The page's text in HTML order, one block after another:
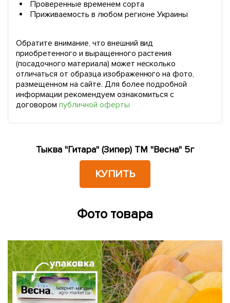
Проверенные временем сорта
Приживаемость в любом регионе Украины
Обратите внимание, что внешний вид
приобретенного и выращенного растения
(посадочного материала) может несколько
отличаться от образца изображенного на фото,
размещенном на сайте. Для более подробной
информации рекомендуем ознакомиться с
договором публичной оферты
Тыква "Гитара" (Зипер) ТМ "Весна" 5г
КУПИТЬ
Фото товара